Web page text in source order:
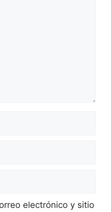
electrónico y sitio